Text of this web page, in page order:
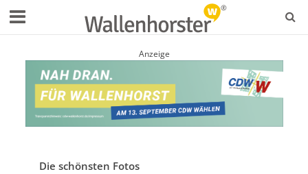
Anzeige
Die schönsten Fotos